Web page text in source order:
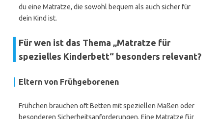
du eine Matratze, die sowohl bequem als auch sicher für
dein Kind ist.
Für wen ist das Thema „Matratze für
spezielles Kinderbett“ besonders relevant?
Eltern von Frühgeborenen
Frühchen brauchen oft Betten mit speziellen Maßen oder
besonderen Sicherheitsanforderungen. Eine Matratze für